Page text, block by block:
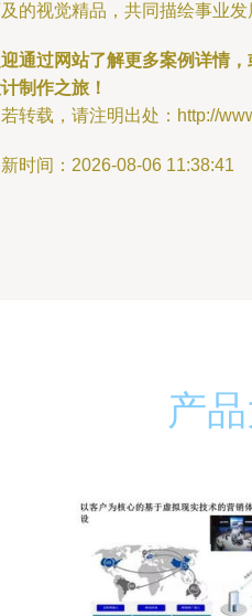
的视觉精品，共同描绘事业发
通过网站了解更多案例详情
制作之旅！
转载，请注明出处：http://
时间：2026-08-06 11:38:41
产